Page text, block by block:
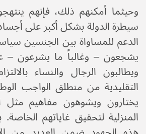
وحيثما أمكنهم ذلك، فإنهم
سيطرة الدولة بشكل أكبر على
الدعم للمساواة بين الجنسين
يشجعون – وغالباً ما يشرعون –
ويطالبون الرجال والنساء
التقليدية من منطلق الواجب
يختارون ويشوهون مفاهيم مثل
المنزلية لتحقيق غاياتهم